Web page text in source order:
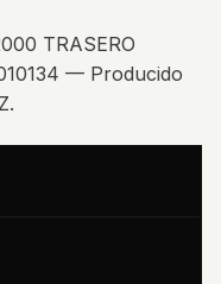
TRASERO
— Producido